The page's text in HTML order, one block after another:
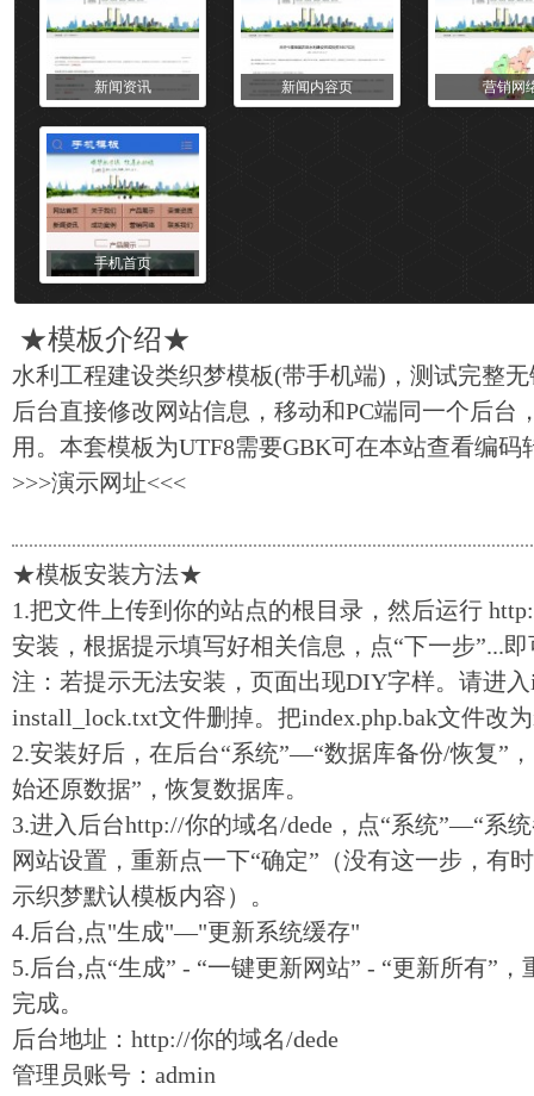
新闻资讯 新闻内容页 营销网
手机首页
★模板介绍★
水利工程建设类织梦模板(带手机端)，测试完整
后台直接修改网站信息，移动和PC端同一个后台
用。本套模板为UTF8需要GBK可在本站查看编码
>>>演示网址<<<
★模板安装方法★
1.把文件上传到你的站点的根目录，然后运行
安装，根据提示填写好相关信息，点“下一步”...
注：若提示无法安装，页面出现DIY字样。请进
install_lock.txt文件删掉。把index.php.bak文件改
2.安装好后，在后台“系统”—“数据库备份/恢复”
始还原数据”，恢复数据库。
3.进入后台http://你的域名/dede，点“系统”—“系
网站设置，重新点一下“确定”（没有这一步，有
示织梦默认模板内容）。
4.后台,点"生成"—"更新系统缓存"
5.后台,点“生成” - “一键更新网站” - “更新所有”
完成。
后台地址：http://你的域名/dede
管理员账号：admin